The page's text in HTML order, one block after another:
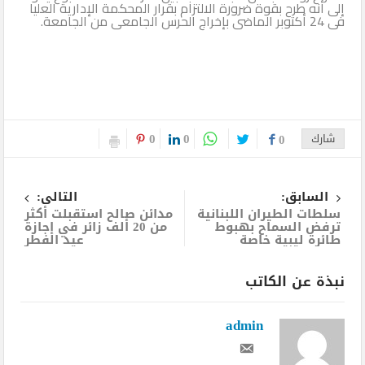
إلى أنه طرح بقوة ضرورة الالتزام بقرار المحكمة الإدارية العليا
فى 24 أكتوبر الماضى بإخراج الحرس الجامعى من الجامعة.
شارك 0
0
0
السابق:
سلطات الطيران اللبنانية
ترفض السماح بهبوط
طائرة ليبية خاصة
التالى:
مدائن صالح استقبلت أكثر
من 20 ألف زائر في إجازة
عيد الفطر
نبذة عن الكاتب
admin